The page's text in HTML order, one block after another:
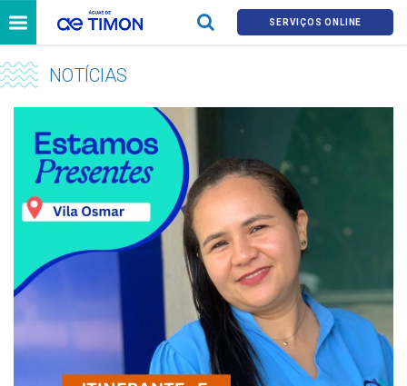
SERVIÇOS ONLINE
NOTÍCIAS